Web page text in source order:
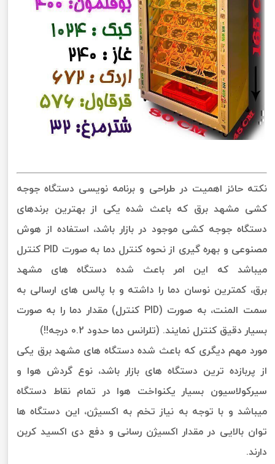
نکته حائز اهمیت در طراحی و برنامه نویسی دستگاه جوجه
کشی مشهد برق که باعث شده یکی از بهترین برندهای
دستگاه جوجه کشی موجود در بازار باشد، استفاده از هوش
مصنوعی و بهره گیری از نحوه کنترل دما به صورت PID کنترل
میباشد که این امر باعث شده دستگاه های مشهد
برق، کمترین نوسان دما را داشته و با پالس های ارسالی به
سمت المنت، به صورت (PID کنترل) مقدار دما را به صورت
بسیار دقیق کنترل نمایند. (تلرانس دما حدود 0.2 درجه!!)
مورد مهم دیگری که باعث شده دستگاه های مشهد برق یکی
از پربازده ترین دستگاه های بازار باشد، نوع گردش هوا و
سیرکولاسیون بسیار یکنواخت هوا در تمام نقاط دستگاه
میباشد و با توجه به نیاز تخم به اکسیژن، این دستگاه ها
توان بالایی در مقدار اکسیژن رسانی و دفع دی اکسید کربن
دارند.